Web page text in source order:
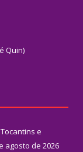
Quin)
e
agosto de 2026